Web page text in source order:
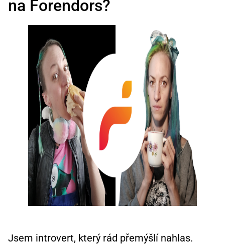
na Forendors?
Jsem introvert, který rád přemýšlí nahlas.